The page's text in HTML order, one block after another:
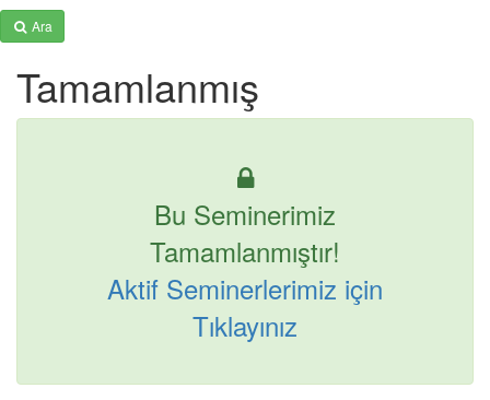
Ara
Tamamlanmış
Bu Seminerimiz
Tamamlanmıştır!
Aktif Seminerlerimiz için
Tıklayınız